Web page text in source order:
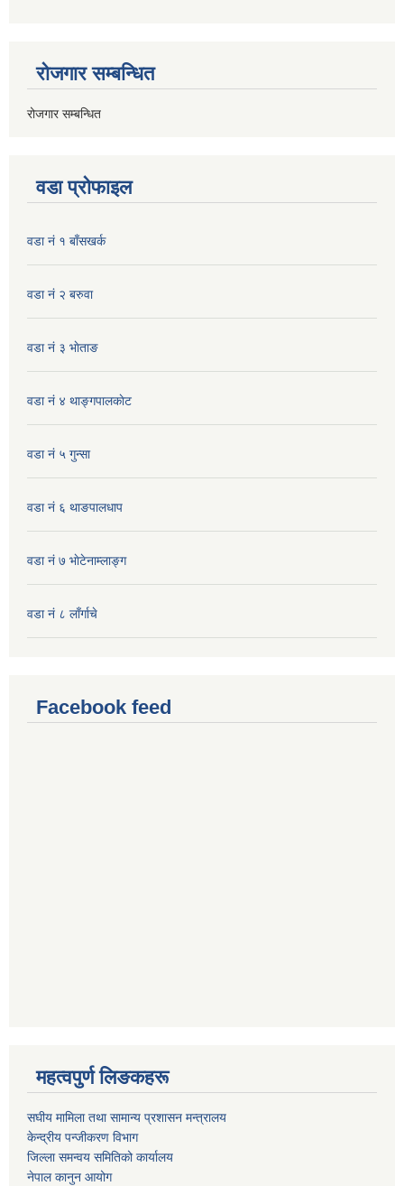
रोजगार सम्बन्धित
रोजगार सम्बन्धित
वडा प्रोफाइल
वडा नं १ बाँसखर्क
वडा नं २ बरुवा
वडा नं ३ भाेताङ
वडा नं ४ थाङ्गपालकाेट
वडा नं ५ गुन्सा
वडा नं ६ थाङपालधाप
वडा नं ७ भाेटेनाम्लाङ्ग
वडा नं ८ लाँर्गाचे
Facebook feed
महत्वपुर्ण लिङकहरू
स‌घीय मामिला तथा सामान्य प्रशासन मन्त्रालय
केन्द्रीय पन्जीकरण विभाग
जिल्ला समन्वय समितिको कार्यालय
नेपाल कानुन आयोग